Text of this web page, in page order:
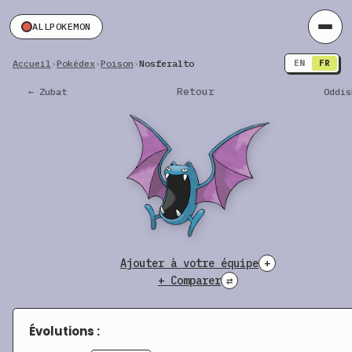
ALLPOKEMON
Accueil ›Pokédex›Poison ›Nosferalto EN FR
← Zubat Retour
Ajouter à votre équipe +
+ Comparer ⇄
Évolutions :